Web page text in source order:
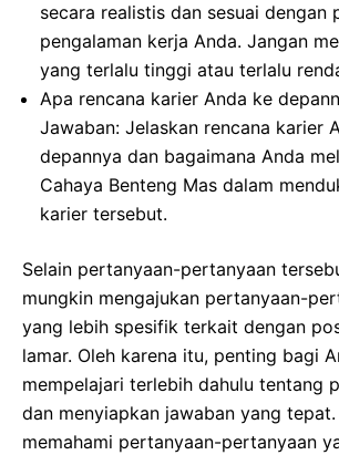
secara realistis dan sesuai dengan
pengalaman kerja Anda. Jangan
yang terlalu tinggi atau terlalu
Apa rencana karier Anda ke
Jawaban: Jelaskan rencana karier
depannya dan bagaimana Anda
Cahaya Benteng Mas dalam
karier tersebut.
Selain pertanyaan-pertanyaan
mungkin mengajukan pertanyaan-
yang lebih spesifik terkait dengan
lamar. Oleh karena itu, penting bagi
mempelajari terlebih dahulu tentang
dan menyiapkan jawaban yang
memahami pertanyaan-pertanyaan